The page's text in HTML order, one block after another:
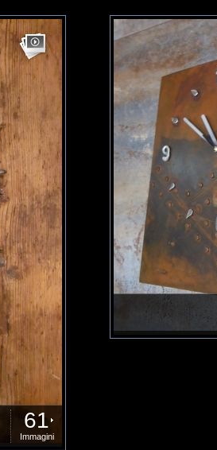
61
Immagini